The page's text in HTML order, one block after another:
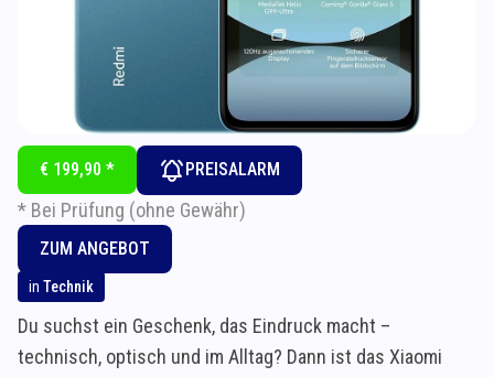
€ 199,90 * PREISALARM
* Bei Prüfung (ohne Gewähr)
ZUM ANGEBOT
in Technik
Du suchst ein Geschenk, das Eindruck macht –
technisch, optisch und im Alltag? Dann ist das Xiaomi